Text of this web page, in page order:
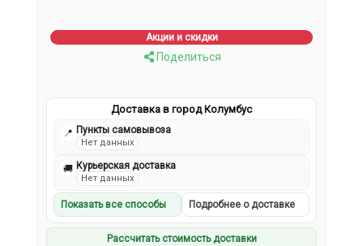
Акции и скидки
Поделиться
Доставка в город Колумбус
📍 Пункты самовывоза
Нет данных
🚚 Курьерская доставка
Нет данных
Показать все способы Подробнее о доставке
Рассчитать стоимость доставки